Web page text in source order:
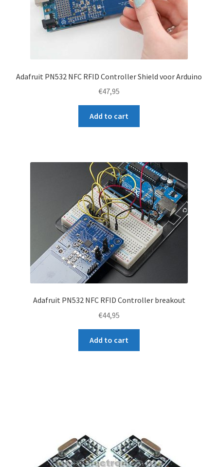
Adafruit PN532 NFC RFID Controller Shield voor Arduino
€47,95
Add to cart
Adafruit PN532 NFC RFID Controller breakout
€44,95
Add to cart